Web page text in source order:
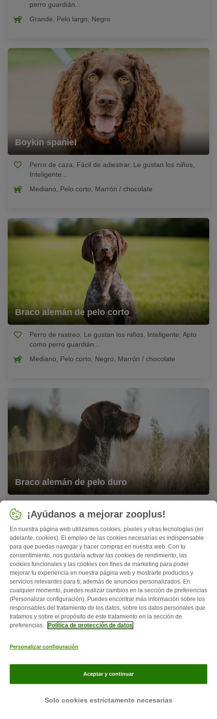
perro guardián...
Grande, Pelo largo, Negro
Boykin spaniel
Perro de caza, Fácil de adiestrar, Le gustan los niños,
Inteligente...
Mediano, Pelo corto, Marrón / chocolate
Braco alemán de pelo corto
Perro de rastreo, Le gustan los niños, Inteligente, Apto
como perro guardián...
Mediano, Pelo corto, Negro, Marrón / chocolate
Braco alemán de pelo duro
Grande, Pelo corto, Negro, Marrón / chocolate
Braco de Auvernia
Inteligente, Perro de caza, Tolera el calor, Perro de
rastreo...
Mediano, Pelo corto, Blanco, Negro
¡Ayúdanos a mejorar zooplus!
En nuestra página web utilizamos cookies, píxeles y otras tecnologías (en
adelante, cookies). El empleo de las cookies necesarias es indispensable
para que puedas navegar y hacer compras en nuestra web. Con tu
consentimiento, nos gustaría activar las cookies de rendimiento, las
cookies funcionales y las cookies con fines de marketing para poder
mejorar tu experiencia en nuestra página web y mostrarte productos y
servicios relevantes para ti, además de anuncios personalizados. En
cualquier momento, puedes realizar cambios en la sección de preferencias
(Personalizar configuración). Puedes encontrar más información sobre los
responsables del tratamiento de los datos, sobre los datos personales que
tratamos y sobre el propósito de este tratamiento en la sección de
preferencias.
Política de protección de datos
Personalizar configuración
Solo cookies estrictamente necesarias
Aceptar y continuar